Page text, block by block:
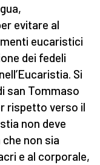
evitare al
eucaristici
dei fedeli
Si
san Tommaso
rispetto verso il
non deve
non sia
e al corporale,